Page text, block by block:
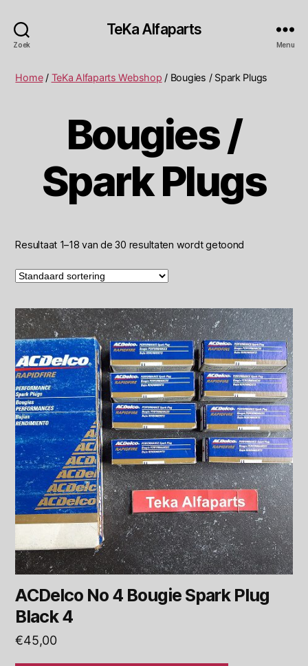
Zoek
TeKa Alfaparts
Menu
Home/ TeKa Alfaparts Webshop / Bougies / Spark Plugs
Bougies /
Spark Plugs
Resultaat 1–18 van de 30 resultaten wordt getoond
ACDelco No 4 Bougie Spark Plug
Black 4
€45,00